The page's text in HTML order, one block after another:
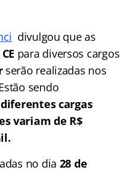
divulgou que as
para diversos cargos
serão realizadas nos
sendo
cargas
variam de R$
no dia 28 de